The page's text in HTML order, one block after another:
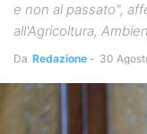
e non al passato",
all'Agricoltura,
Da Redazione - 30